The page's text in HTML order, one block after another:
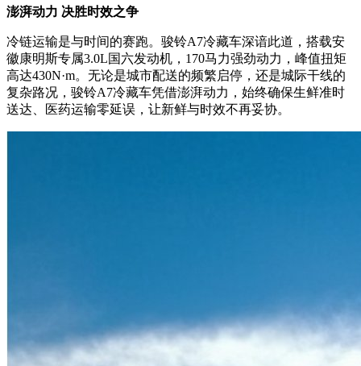
澎湃动力 决胜时效之争
冷链运输是与时间的赛跑。骏铃A7冷藏车深谙此道，搭载安
徽康明斯专属3.0L国六发动机，170马力强劲动力，峰值扭矩
高达430N·m。无论是城市配送的频繁启停，还是城际干线的
复杂路况，骏铃A7冷藏车凭借澎湃动力，始终确保生鲜准时
送达、医药运输零延误，让新鲜与时效不再妥协。